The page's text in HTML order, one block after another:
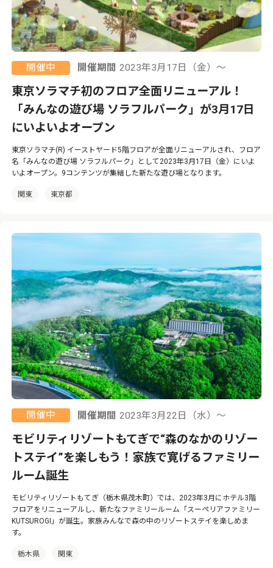
開催中 開催期間 2023年3月17日（金）〜
東京ソラマチ初のフロア全面リニューアル！
「みんなの遊び場 ソラフルパーク」が3月17日
にいよいよオープン
東京ソラマチ(R) イーストヤード5階フロアが全面リニューアルされ、フロア
名「みんなの遊び場 ソラフルパーク」として2023年3月17日（金）にいよ
いよオープン。9コンテンツが集結した新たな遊び場となります。
関東 東京都
開催中 開催期間 2023年3月22日（水）〜
モビリティリゾートもてぎで“森のなかのリゾー
トステイ”を楽しもう！家族で寛げるファミリー
ルーム誕生
モビリティリゾートもてぎ（栃木県茂木町）では、2023年3月にホテル3階
フロアをリニューアルし、新たなファミリールーム「スーペリアファミリー
KUTSUROGI」が誕生。家族みんなで森の中のリゾートステイを楽しめま
す。
栃木県 関東